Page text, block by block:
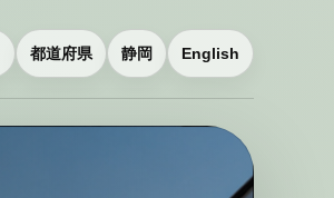
都道府県 静岡 English